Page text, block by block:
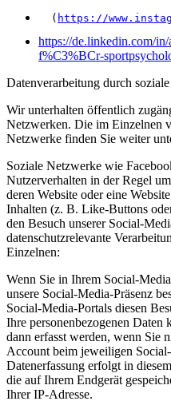
  (
https://
https://de.linkedin.com/in/
f%C3%BCr-
Datenverarbeitung durch
Wir unterhalten öffentlich
Netzwerken. Die im Einzelnen
Netzwerke finden Sie weiter
Soziale Netzwerke wie
Nutzerverhalten in der Regel
deren Website oder eine
Inhalten (z. B. Like-Buttons
den Besuch unserer Social-
datenschutzrelevante
Einzelnen:
Wenn Sie in Ihrem Social-
unsere Social-Media-Präsenz
Social-Media-Portals diesen
Ihre personenbezogenen Daten
dann erfasst werden, wenn Sie
Account beim jeweiligen
Datenerfassung erfolgt in
die auf Ihrem Endgerät
Ihrer IP-Adresse.